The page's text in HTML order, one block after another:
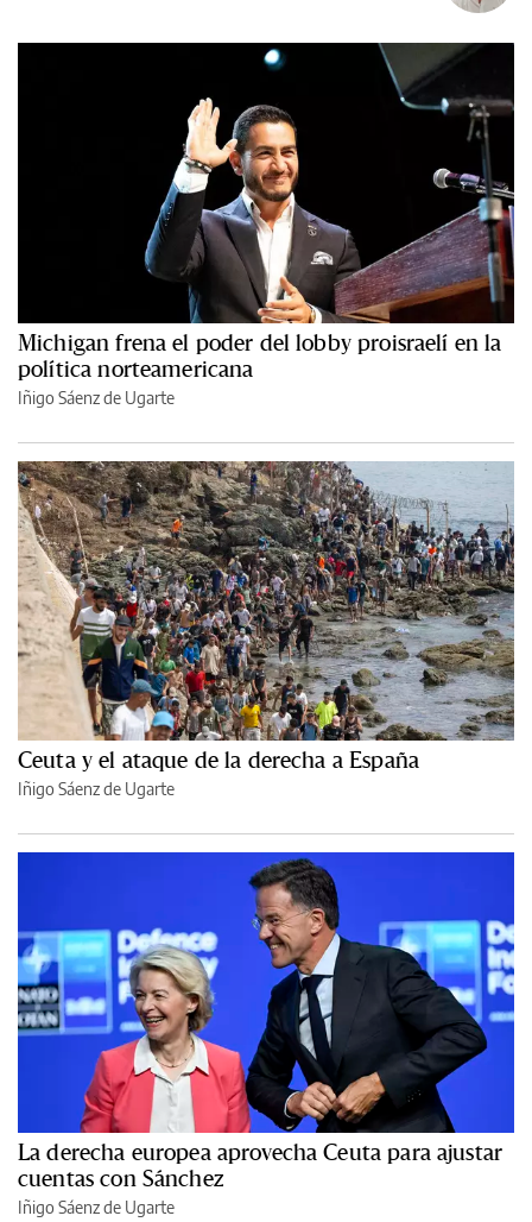
Michigan frena el poder del lobby proisraelí en la
política norteamericana
Iñigo Sáenz de Ugarte
Ceuta y el ataque de la derecha a España
Iñigo Sáenz de Ugarte
La derecha europea aprovecha Ceuta para ajustar
cuentas con Sánchez
Iñigo Sáenz de Ugarte